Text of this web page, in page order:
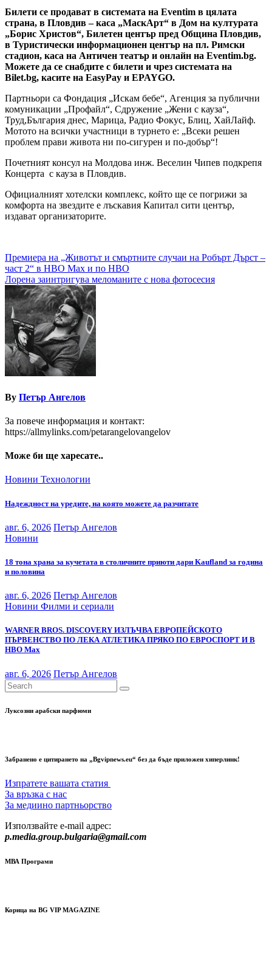
Билети се продават в системата на Еventim в цялата
страна, в Пловдив – каса „МаскАрт“ в Дом на културата
„Борис Христов“, Билетен център пред Община Пловдив,
в Туристически информационен център на пл. Римски
стадион, каса на Античен театър и онлайн на Eventim.bg.
Можете да се снабдите с билети и чрез системата на
Bilet.bg, касите на EasyPay и EPAYGO.
Партньори са Фондация „Искам бебе“, Агенция за публични
комуникации „Профайл“, Сдружение „Жени с кауза“,
Труд,България днес, Марица, Радио Фокус, Блиц, ХайЛайф.
Мотото на всички участници в турнето е: „Всеки решен
проблем прави живота ни по-сигурен и по-добър“!
Почетният консул на Молдова инж. Веселин Чипев подкрепя
Концерта с кауза в Пловдив.
Официалният хотелски комплекс, който ще се погрижи за
комфорта на звездите е лъскавия Капитал сити център,
издават организаторите.
Навигация
Премиера на „Животът и смъртните случаи на Робърт Дърст –
част 2“ в HBO Max и по HBO
Лорена заинтригува меломаните с нова фотосесия
By Петър Ангелов
За повече информация и контакт:
https://allmylinks.com/petarangelovangelov
Може би ще харесате..
Новини Технологии
Надеждност на уредите, на която можете да разчитате
авг. 6, 2026 Петър Ангелов
Новини
18 тона храна за кучетата в столичните приюти дари Kaufland за година
и половина
авг. 6, 2026 Петър Ангелов
Новини Филми и сериали
WARNER BROS. DISCOVERY ИЗЛЪЧВА ЕВРОПЕЙСКОТО
ПЪРВЕНСТВО ПО ЛЕКА АТЛЕТИКА ПРЯКО ПО ЕВРОСПОРТ И В
НВО Мах
авг. 6, 2026 Петър Ангелов
Луксозни арабски парфюми
Забранено е цитирането на „Bgvipnews.eu“ без да бъде приложен хиперлинк!
Изпратете вашата статия
За връзка с нас
За медиино партньорство
Използвайте e-mail адрес:
p.media.group.bulgaria@gmail.com
МВА Програми
Корица на BG VIP MAGAZINE